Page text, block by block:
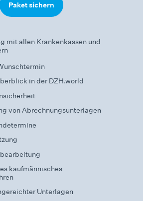
Paket sichern
mit allen Krankenkassen und
in der DZH.world
von Abrechnungsunterlagen
kaufmännisches
Unterlagen